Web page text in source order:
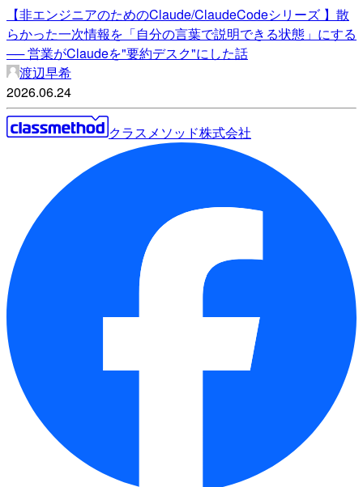
【非エンジニアのためのClaude/ClaudeCodeシリーズ 】散
らかった一次情報を「自分の言葉で説明できる状態」にする
── 営業がClaudeを"要約デスク"にした話
渡辺早希
2026.06.24
クラスメソッド株式会社